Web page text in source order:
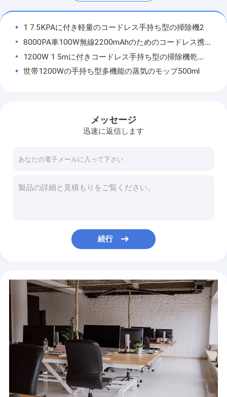
チョッパーの肉挽き器のジューサー
ホテルの寝具は置く
1 7.5KPAに付き軽量のコードレス手持ち型の掃除機2
8000PA車100W無線2200mAhのためのコードレス携帯用掃除機
1200W 1 5mに付きコードレス手持ち型の掃除機乾湿両方の3
世帯1200Wの手持ち型多機能の蒸気のモップ500ml
2200W電気グリルは禁煙の小鍋220V電気バーベキューの屋内熱い鍋をグリドルで焼く
無煙電気グリルのグリドルの小鍋1500W 3-10の人
非棒の電気グリルは禁煙の小鍋1350Wをグリドルで焼く
220ワットの電気グリルの屋内熱い鍋の多機能に揚がること
1800W無煙電気BBQのグリル110V 220V 625x316x65mm
側面の開始小さい小型冷却装置72リットルの2.4立方フィートの完全なフリーザー
35cm×27cm×20cmのステンレス鋼の携帯用折りたたみBBQ
取り外し可能な電気グリルは0.5mm小鍋を4mm 1.2mmグリドルで焼く
メッセージ
迅速に返信します
続行